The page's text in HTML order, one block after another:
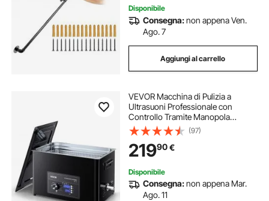
Disponibile
Consegna:non appena Ven.
Ago. 7
Aggiungi al carrello
VEVOR Macchina di Pulizia a
Ultrasuoni Professionale con
Controllo Tramite Manopola
Rotante, Capacita di 30 L con
Cestello e Sfera di Pulizia, Pulitore a
Ultrasuoni per Orologi, Rasoi,
Gioielli
(97)
21990€
Disponibile
Consegna:non appena Mar.
Ago. 11